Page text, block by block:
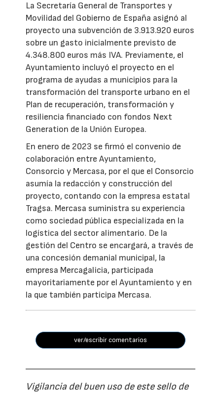
La Secretaría General de Transportes y
Movilidad del Gobierno de España asignó al
proyecto una subvención de 3.913.920 euros
sobre un gasto inicialmente previsto de
4.348.800 euros más IVA. Previamente, el
Ayuntamiento incluyó el proyecto en el
programa de ayudas a municipios para la
transformación del transporte urbano en el
Plan de recuperación, transformación y
resiliencia financiado con fondos Next
Generation de la Unión Europea.
En enero de 2023 se firmó el convenio de
colaboración entre Ayuntamiento,
Consorcio y Mercasa, por el que el Consorcio
asumía la redacción y construcción del
proyecto, contando con la empresa estatal
Tragsa. Mercasa suministra su experiencia
como sociedad pública especializada en la
logística del sector alimentario. De la
gestión del Centro se encargará, a través de
una concesión demanial municipal, la
empresa Mercagalicia, participada
mayoritariamente por el Ayuntamiento y en
la que también participa Mercasa.
ver/escribir comentarios
Vigilancia del buen uso de este sello de